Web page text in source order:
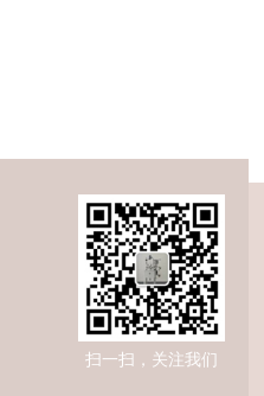
扫一扫，关注我们